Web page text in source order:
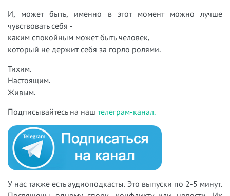
И, может быть, именно в этот момент можно лучше
чувствовать себя -
каким спокойным может быть человек,
который не держит себя за горло ролями.
Тихим.
Настоящим.
Живым.
Подписывайтесь на наш телеграм-канал.
У нас также есть аудиоподкасты. Это выпуски по 2-5 минут.